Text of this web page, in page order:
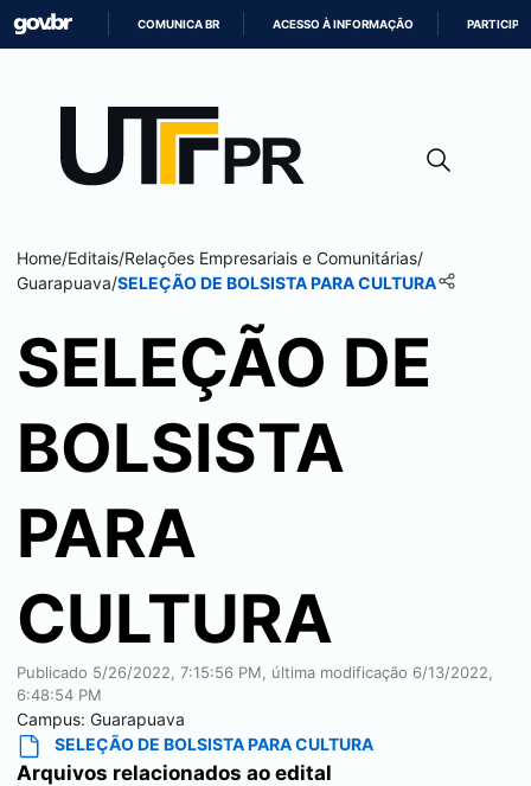
CONTEÚDO
COMUNICA BR ACESSO À INFORMAÇÃO PARTICIPE
Home/Editais/Relações Empresariais e Comunitárias/
Guarapuava/SELEÇÃO DE BOLSISTA PARA CULTURA
SELEÇÃO DE
BOLSISTA
PARA
CULTURA
Publicado 5/26/2022, 7:15:56 PM , última modificação 6/13/2022,
6:48:54 PM
Campus: Guarapuava
SELEÇÃO DE BOLSISTA PARA CULTURA
Arquivos relacionados ao edital